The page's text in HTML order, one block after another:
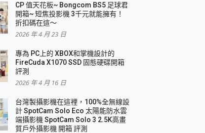
抽 PS5！
電效能
螢幕 開箱 評測
疊無線充電器 開箱 評測
CP 值天花板~ Bongcom BS5 足球君
開箱~ 短焦投影機 3千元就能擁有！
折扣碼在這～
2026 年 4 月 23 日
專為 PC上的 XBOX和掌機設計的
FireCuda X1070 SSD 固態硬碟開箱
評測
2026 年 4 月 16 日
台灣製攝影機在這裡，100%全無線設
計 SpotCam Solo Eco 太陽能防水雲
端攝影機 SpotCam Solo 3 2.5K高畫
質戶外攝影機 開箱 評測